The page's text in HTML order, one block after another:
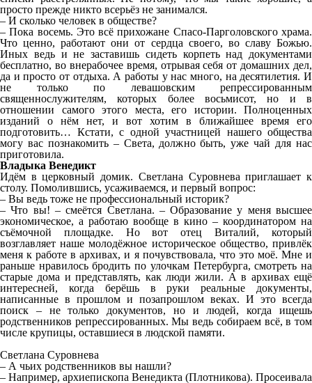
просто прежде никто всерьёз не занимался.
– И сколько человек в обществе?
– Пока восемь. Это всё прихожане Спасо-Парголовского храма.
Что ценно, работают они от сердца своего, во славу Божью.
Иных ведь и не заставишь сидеть корпеть над документами
бесплатно, во внерабочее время, отрывая себя от домашних дел,
да и просто от отдыха. А работы у нас много, на десятилетия. И
не только по левашовским репрессированным
священнослужителям, которых более восьмисот, но и в
отношении самого этого места, его истории. Полноценных
изданий о нём нет, и вот хотим в ближайшее время его
подготовить… Кстати, с одной участницей нашего общества
могу вас познакомить – Света, должно быть, уже чай для нас
приготовила.
Владыка Венедикт
Идём в церковный домик. Светлана Суровнева приглашает к
столу. Помолившись, усаживаемся, и первый вопрос:
– Вы ведь тоже не профессиональный историк?
– Что вы! – смеётся Светлана. – Образование у меня высшее
экономическое, а работаю вообще в кино – координатором на
съёмочной площадке. Но вот отец Виталий, который
возглавляет наше молодёжное историческое общество, привлёк
меня к работе в архивах, и я почувствовала, что это моё. Мне и
раньше нравилось бродить по улочкам Петербурга, смотреть на
старые дома и представлять, как люди жили. А в архивах ещё
интересней, когда берёшь в руки реальные документы,
написанные в прошлом и позапрошлом веках. И это всегда
поиск – не только документов, но и людей, когда ищешь
родственников репрессированных. Мы ведь собираем всё, в том
числе крупицы, оставшиеся в людской памяти.
Светлана Суровнева
– А чьих родственников вы нашли?
– Например, архиепископа Венедикта (Плотникова). Просеивала